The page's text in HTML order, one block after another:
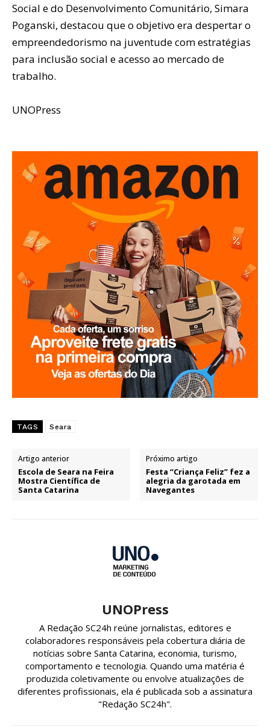
Social e do Desenvolvimento Comunitário, Simara
Poganski, destacou que o objetivo era despertar o
empreendedorismo na juventude com estratégias
para inclusão social e acesso ao mercado de
trabalho.
UNOPress
TAGS Seara
Artigo anterior
Escola de Seara na Feira
Mostra Científica de
Santa Catarina
Próximo artigo
Festa “Criança Feliz” fez a
alegria da garotada em
Navegantes
UNOPress
A Redação SC24h reúne jornalistas, editores e
colaboradores responsáveis pela cobertura diária de
notícias sobre Santa Catarina, economia, turismo,
comportamento e tecnologia. Quando uma matéria é
produzida coletivamente ou envolve atualizações de
diferentes profissionais, ela é publicada sob a assinatura
"Redação SC24h".